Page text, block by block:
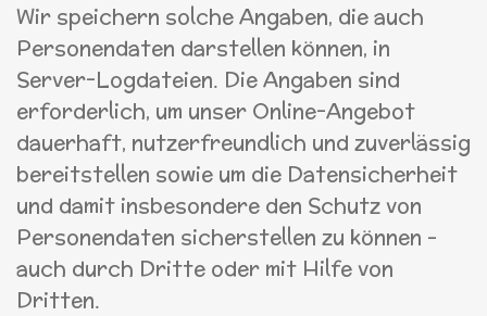
Wir speichern solche Angaben, die auch
Personendaten darstellen können, in
Server-Logdateien. Die Angaben sind
erforderlich, um unser Online-Angebot
dauerhaft, nutzerfreundlich und zuverlässig
bereitstellen sowie um die Datensicherheit
und damit insbesondere den Schutz von
Personendaten sicherstellen zu können –
auch durch Dritte oder mit Hilfe von
Dritten.